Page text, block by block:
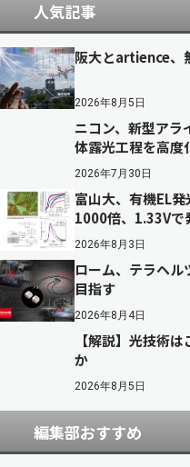
人気記事
阪大とartience、
2026年8月5日
ニコン、新型ア
体露光工程を高度
2026年7月30日
富山大、有機EL
1000倍、1.33Vで
2026年8月3日
ローム、テラヘ
目指す
2026年8月4日
【解説】光技術
か
2026年8月5日
編集部おすすめ